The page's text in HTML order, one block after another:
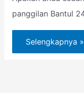
panggilan Bantul
Selengkapnya »